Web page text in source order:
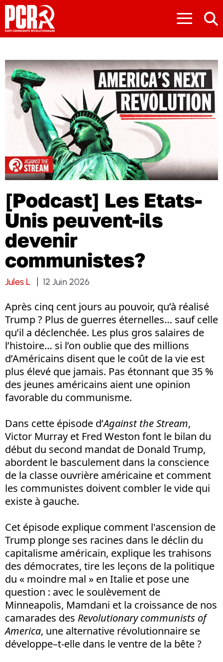
≡
[Podcast] Les Etats-
Unis peuvent-ils
devenir
communistes?
Jules L 12 Juin 2026
Après cinq cent jours au pouvoir, qu’à réalisé
Trump ? Plus de guerres éternelles… sauf celle
qu’il a déclenchée. Les plus gros salaires de
l’histoire… si l’on oublie que des millions
d’Américains disent que le coût de la vie est
plus élevé que jamais. Pas étonnant que 35 %
des jeunes américains aient une opinion
favorable du communisme.
Dans cette épisode d’Against the Stream,
Victor Murray et Fred Weston font le bilan du
début du second mandat de Donald Trump,
abordent le basculement dans la conscience
de la classe ouvrière américaine et comment
les communistes doivent combler le vide qui
existe à gauche.
Cet épisode explique comment l'ascension de
Trump plonge ses racines dans le déclin du
capitalisme américain, explique les trahisons
des démocrates, tire les leçons de la politique
du « moindre mal » en Italie et pose une
question : avec le soulèvement de
Minneapolis, Mamdani et la croissance de nos
camarades des Revolutionary communists of
America, une alternative révolutionnaire se
développe–t-elle dans le ventre de la bête ?